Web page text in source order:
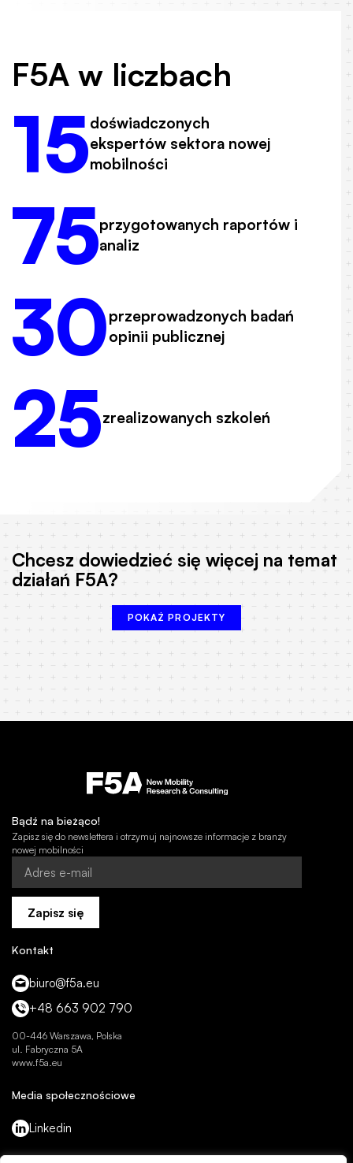
F5A w liczbach
15doświadczonych
ekspertów sektora nowej
mobilności
75przygotowanych raportów i
analiz
30przeprowadzonych badań
opinii publicznej
25zrealizowanych szkoleń
Chcesz dowiedzieć się więcej na temat
działań F5A?
POKAŻ PROJEKTY
Bądź na bieżąco!
Zapisz się do newslettera i otrzymuj najnowsze informacje z branży
nowej mobilności
Zapisz się
Kontakt
biuro@f5a.eu
+48 663 902 790
00-446 Warszawa, Polska
ul. Fabryczna 5A
www.f5a.eu
Media społecznościowe
Linkedin